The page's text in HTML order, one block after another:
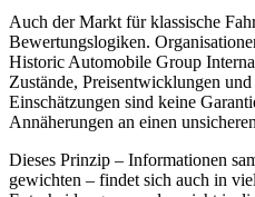
Auch der Markt für klassische
Bewertungslogiken.
Historic Automobile Group
Zustände, Preisentwicklungen
Einschätzungen sind keine
Annäherungen an einen
Dieses Prinzip – Informationen
gewichten – findet sich auch in